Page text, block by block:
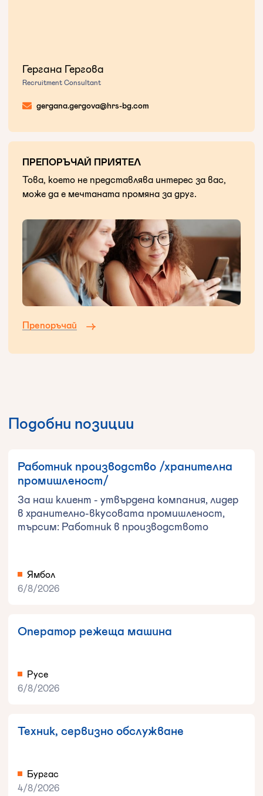
Гергана Гергова
Recruitment Consultant
gergana.gergova@hrs-bg.com
ПРЕПОРЪЧАЙ ПРИЯТЕЛ
Това, което не представлява интерес за вас,
може да е мечтаната промяна за друг.
Препоръчай
Подобни позиции
Работник производство /хранителна
промишленост/
За наш клиент - утвърдена компания, лидер
в хранително-вкусовата промишленост,
търсим: Работник в производството
Ямбол
6/8/2026
Оператор режеща машина
Русе
6/8/2026
Техник, сервизно обслужване
Бургас
4/8/2026